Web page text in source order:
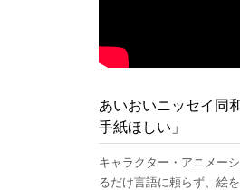
あいおいニッセイ同
手紙ほしい」
キャラクター・アニメー
るだけ言語に頼らず、絵